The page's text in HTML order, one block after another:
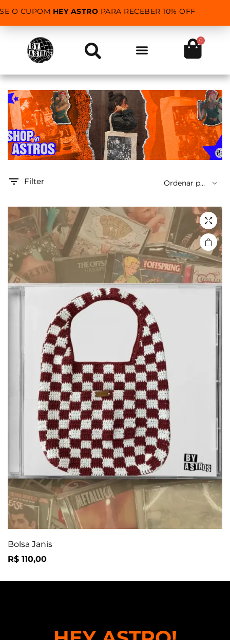
O CUPOM HEY ASTROPARA RECEBER 10% OFF
0
Filter
Bolsa Janis
R$110,00